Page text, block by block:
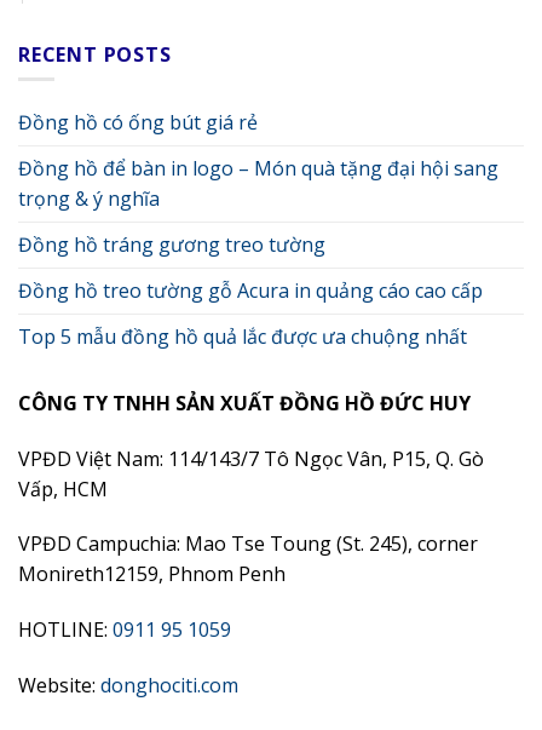
RECENT POSTS
Đồng hồ có ống bút giá rẻ
Đồng hồ để bàn in logo – Món quà tặng đại hội sang
trọng & ý nghĩa
Đồng hồ tráng gương treo tường
Đồng hồ treo tường gỗ Acura in quảng cáo cao cấp
Top 5 mẫu đồng hồ quả lắc được ưa chuộng nhất
CÔNG TY TNHH SẢN XUẤT ĐỒNG HỒ ĐỨC HUY
VPĐD Việt Nam: 114/143/7 Tô Ngọc Vân, P15, Q. Gò
Vấp, HCM
VPĐD Campuchia: Mao Tse Toung (St. 245), corner
Monireth12159, Phnom Penh
HOTLINE: 0911 95 1059
Website: donghociti.com